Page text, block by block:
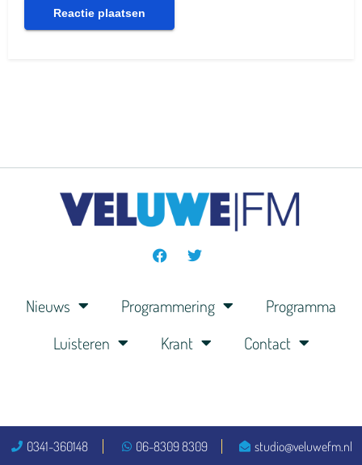
Nieuws Programmering
Programma
Luisteren
Krant Contact
0341-360148 06-8309 8309
studio@veluwefm.nl